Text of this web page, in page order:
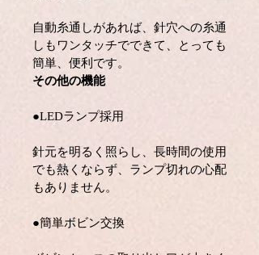
自動糸通しがあれば、針穴への糸通
しもワンタッチでできて、とっても
簡単、便利です。
その他の機能
●LEDランプ採用
針元を明るく照らし、長時間の使用
でも熱くならず、ランプ切れの心配
もありません。
●簡単ボビン交換